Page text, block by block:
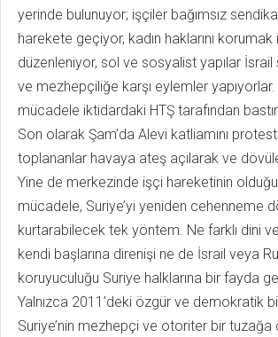
yerinde bulunuyor; işçiler bağımsız
harekete geçiyor, kadın haklarını korumak
düzenleniyor, sol ve sosyalist yapılar İsrail
ve mezhepçiliğe karşı eylemler
mücadele iktidardaki HTŞ tarafından
Son olarak Şam’da Alevi katliamını
toplananlar havaya ateş açılarak ve
Yine de merkezinde işçi hareketinin
mücadele, Suriye’yi yeniden cehenneme
kurtarabilecek tek yöntem. Ne farklı dini
kendi başlarına direnişi ne de İsrail veya
koruyuculuğu Suriye halklarına bir fayda
Yalnızca 2011’deki özgür ve demokratik
Suriye’nin mezhepçi ve otoriter bir tuzağa